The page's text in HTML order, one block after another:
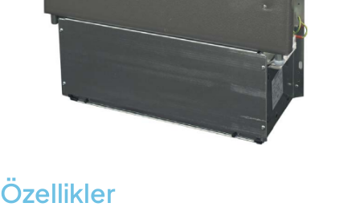
Özellikler